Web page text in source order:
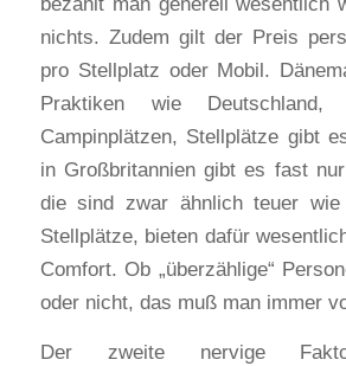
nichts. Zudem gilt der Preis
pro Stellplatz oder Mobil.
Praktiken wie Deutschland,
Campinplätzen, Stellplätze gibt
in Großbritannien gibt es fast
die sind zwar ähnlich teuer wie
Stellplätze, bieten dafür
Comfort. Ob „überzählige“
oder nicht, das muß man immer
Der zweite nervige